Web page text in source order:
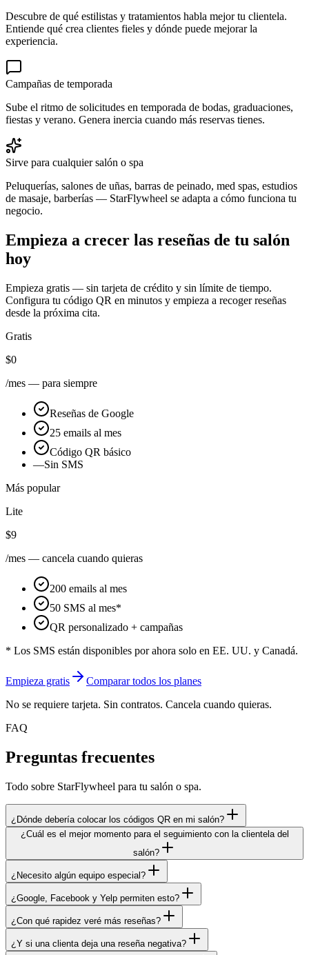
Descubre de qué estilistas y tratamientos habla mejor tu clientela.
Entiende qué crea clientes fieles y dónde puede mejorar la
experiencia.
Campañas de temporada
Sube el ritmo de solicitudes en temporada de bodas, graduaciones,
fiestas y verano. Genera inercia cuando más reservas tienes.
Sirve para cualquier salón o spa
Peluquerías, salones de uñas, barras de peinado, med spas, estudios
de masaje, barberías — StarFlywheel se adapta a cómo funciona tu
negocio.
Empieza a crecer las reseñas de tu salón
hoy
Empieza gratis — sin tarjeta de crédito y sin límite de tiempo.
Configura tu código QR en minutos y empieza a recoger reseñas
desde la próxima cita.
Gratis
$0
/mes — para siempre
Reseñas de Google
25 emails al mes
Código QR básico
—Sin SMS
Más popular
Lite
$9
/mes — cancela cuando quieras
200 emails al mes
50 SMS al mes*
QR personalizado + campañas
* Los SMS están disponibles por ahora solo en EE. UU. y Canadá.
Empieza gratis
Comparar todos los planes
No se requiere tarjeta. Sin contratos. Cancela cuando quieras.
FAQ
Preguntas frecuentes
Todo sobre StarFlywheel para tu salón o spa.
¿Dónde debería colocar los códigos QR en mi salón?
¿Cuál es el mejor momento para el seguimiento con la clientela del
salón?
¿Necesito algún equipo especial?
¿Google, Facebook y Yelp permiten esto?
¿Con qué rapidez veré más reseñas?
¿Y si una clienta deja una reseña negativa?